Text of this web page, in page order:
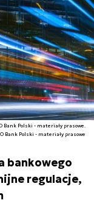
Bank Polski - materiały prasowe.
Bank Polski - materiały prasowe
bankowego
regulacje,